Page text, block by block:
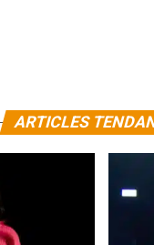
ARTICLES